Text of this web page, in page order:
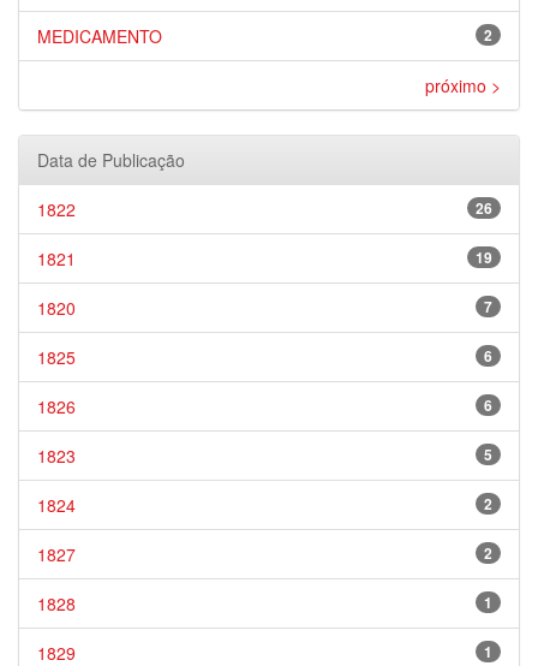
2
MEDICAMENTO
próximo >
Data de Publicação
26
1822
19
1821
7
1820
6
1825
6
1826
5
1823
2
1824
2
1827
1
1828
1
1829